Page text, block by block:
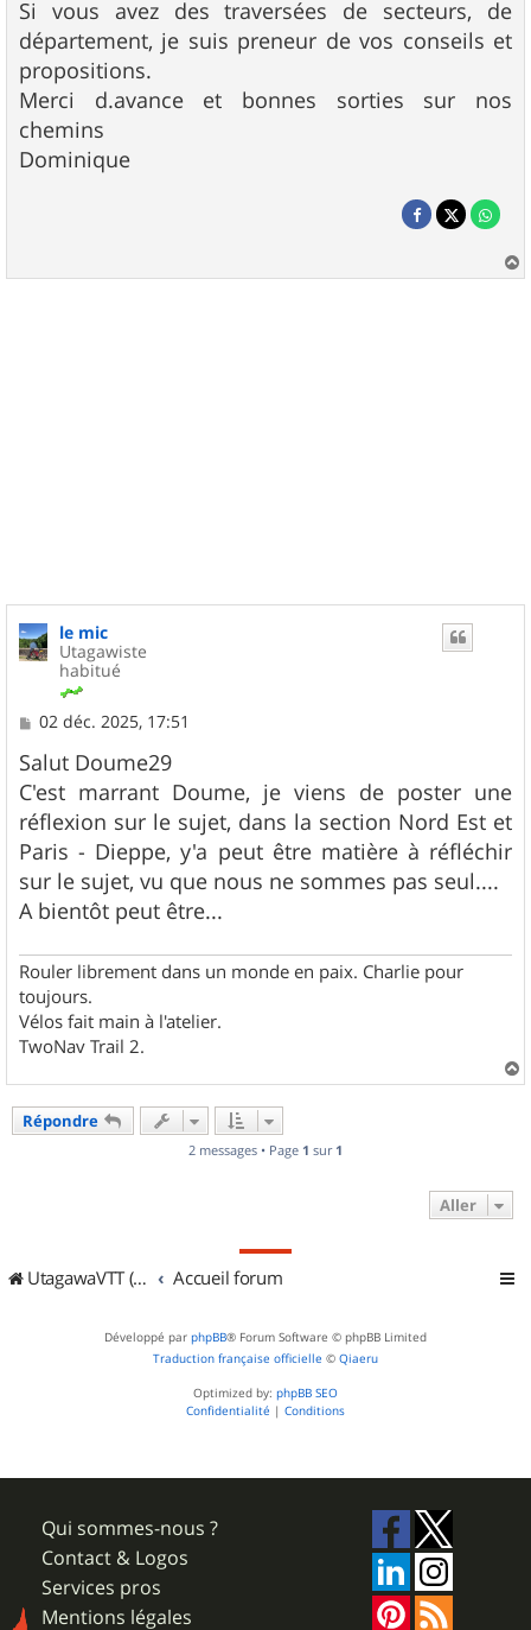
Si vous avez des traversées de secteurs, de
département, je suis preneur de vos conseils et
propositions.
Merci d.avance et bonnes sorties sur nos
chemins
Dominique
a
le mic
Utagawiste
habitué
M
s
s
a
g
e
02 déc. 2025, 17:51
Salut Doume29
C'est marrant Doume, je viens de poster une
réflexion sur le sujet, dans la section Nord Est et
Paris - Dieppe, y'a peut être matière à réfléchir
sur le sujet, vu que nous ne sommes pas seul....
A bientôt peut être...
Rouler librement dans un monde en paix. Charlie pour
toujours.
Vélos fait main à l'atelier.
TwoNav Trail 2.
a
Répondre
2 messages • Page 1 sur 1
Aller
UtagawaVTT (Randos VTT et VTTAE avec traces GPS) Accueil forum
Développé par phpBB® Forum Software © phpBB Limited
Traduction française officielle © Qiaeru
Optimized by: phpBB SEO
Confidentialité | Conditions
Qui sommes-nous ?
Contact & Logos
Services pros
Mentions légales